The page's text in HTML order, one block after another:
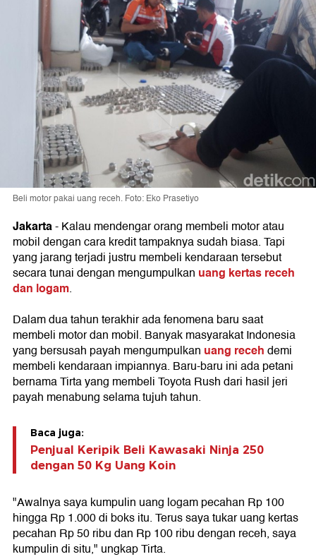
Beli motor pakai uang receh. Foto: Eko Prasetiyo
Jakarta- Kalau mendengar orang membeli motor atau
mobil dengan cara kredit tampaknya sudah biasa. Tapi
yang jarang terjadi justru membeli kendaraan tersebut
secara tunai dengan mengumpulkan uang kertas receh
dan logam.
Dalam dua tahun terakhir ada fenomena baru saat
membeli motor dan mobil. Banyak masyarakat Indonesia
yang bersusah payah mengumpulkan uang recehdemi
membeli kendaraan impiannya. Baru-baru ini ada petani
bernama Tirta yang membeli Toyota Rush dari hasil jeri
payah menabung selama tujuh tahun.
Baca juga:
Penjual Keripik Beli Kawasaki Ninja 250
dengan 50 Kg Uang Koin
"Awalnya saya kumpulin uang logam pecahan Rp 100
hingga Rp 1.000 di boks itu. Terus saya tukar uang kertas
pecahan Rp 50 ribu dan Rp 100 ribu dengan receh, saya
kumpulin di situ," ungkap Tirta.